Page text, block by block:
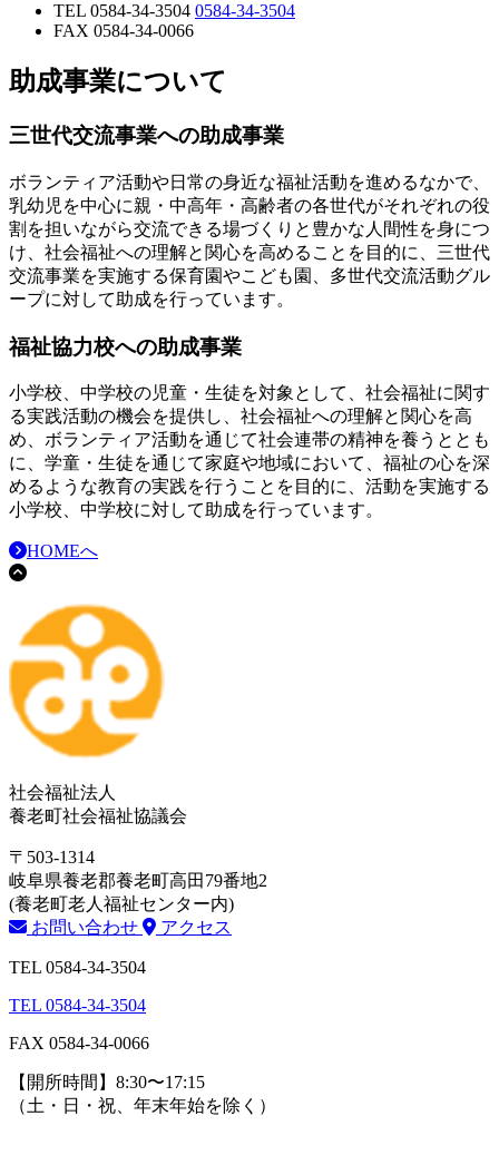
TEL 0584-34-3504 0584-34-3504
FAX 0584-34-0066
助成事業について
三世代交流事業への助成事業
ボランティア活動や日常の身近な福祉活動を進めるなかで、
乳幼児を中心に親・中高年・高齢者の各世代がそれぞれの役
割を担いながら交流できる場づくりと豊かな人間性を身につ
け、社会福祉への理解と関心を高めることを目的に、三世代
交流事業を実施する保育園やこども園、多世代交流活動グル
ープに対して助成を行っています。
福祉協力校への助成事業
小学校、中学校の児童・生徒を対象として、社会福祉に関す
る実践活動の機会を提供し、社会福祉への理解と関心を高
め、ボランティア活動を通じて社会連帯の精神を養うととも
に、学童・生徒を通じて家庭や地域において、福祉の心を深
めるような教育の実践を行うことを目的に、活動を実施する
小学校、中学校に対して助成を行っています。
HOMEへ
社会福祉法人
養老町社会福祉協議会
〒503-1314
岐阜県養老郡養老町高田79番地2
(養老町老人福祉センター内)
お問い合わせ
アクセス
TEL 0584-34-3504
TEL 0584-34-3504
FAX 0584-34-0066
【開所時間】8:30〜17:15
（土・日・祝、年末年始を除く）